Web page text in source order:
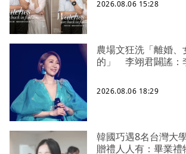
2026.08.06 15:28
農場文狂洗「離婚
的」 李翊君闢謠：
2026.08.06 18:29
韓國巧遇8名台灣大
贈禮人人有：畢業禮